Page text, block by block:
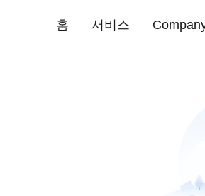
홈 서비스